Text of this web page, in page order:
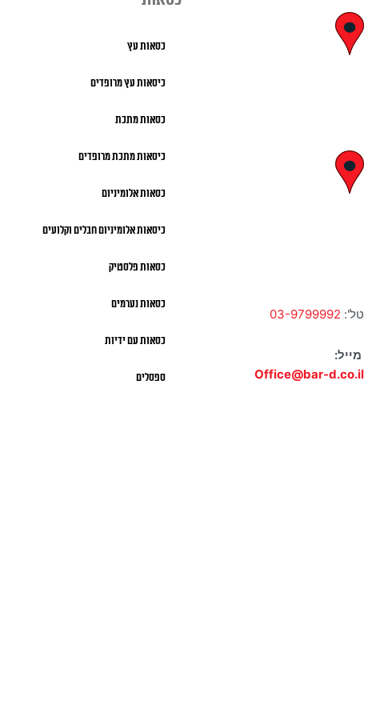
טל': 03-9799992
מייל:
Office@bar-d.co.il
כסאות עץ
כיסאות עץ מרופדים
כסאות מתכת
כיסאות מתכת מרופדים
כסאות אלומיניום
כיסאות אלומיניום חבלים וקלועים
כסאות פלסטיק
כסאות נערמים
כסאות עם ידיות
ספסלים